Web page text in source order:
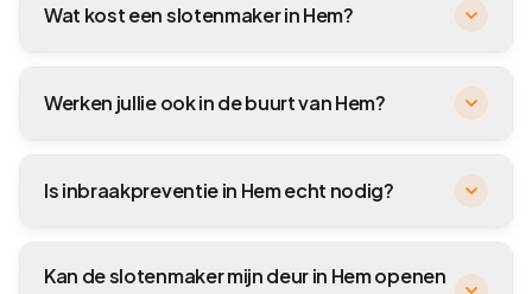
Wat kost een slotenmaker in Hem?
Werken jullie ook in de buurt van Hem?
Is inbraakpreventie in Hem echt nodig?
Kan de slotenmaker mijn deur in Hem openen